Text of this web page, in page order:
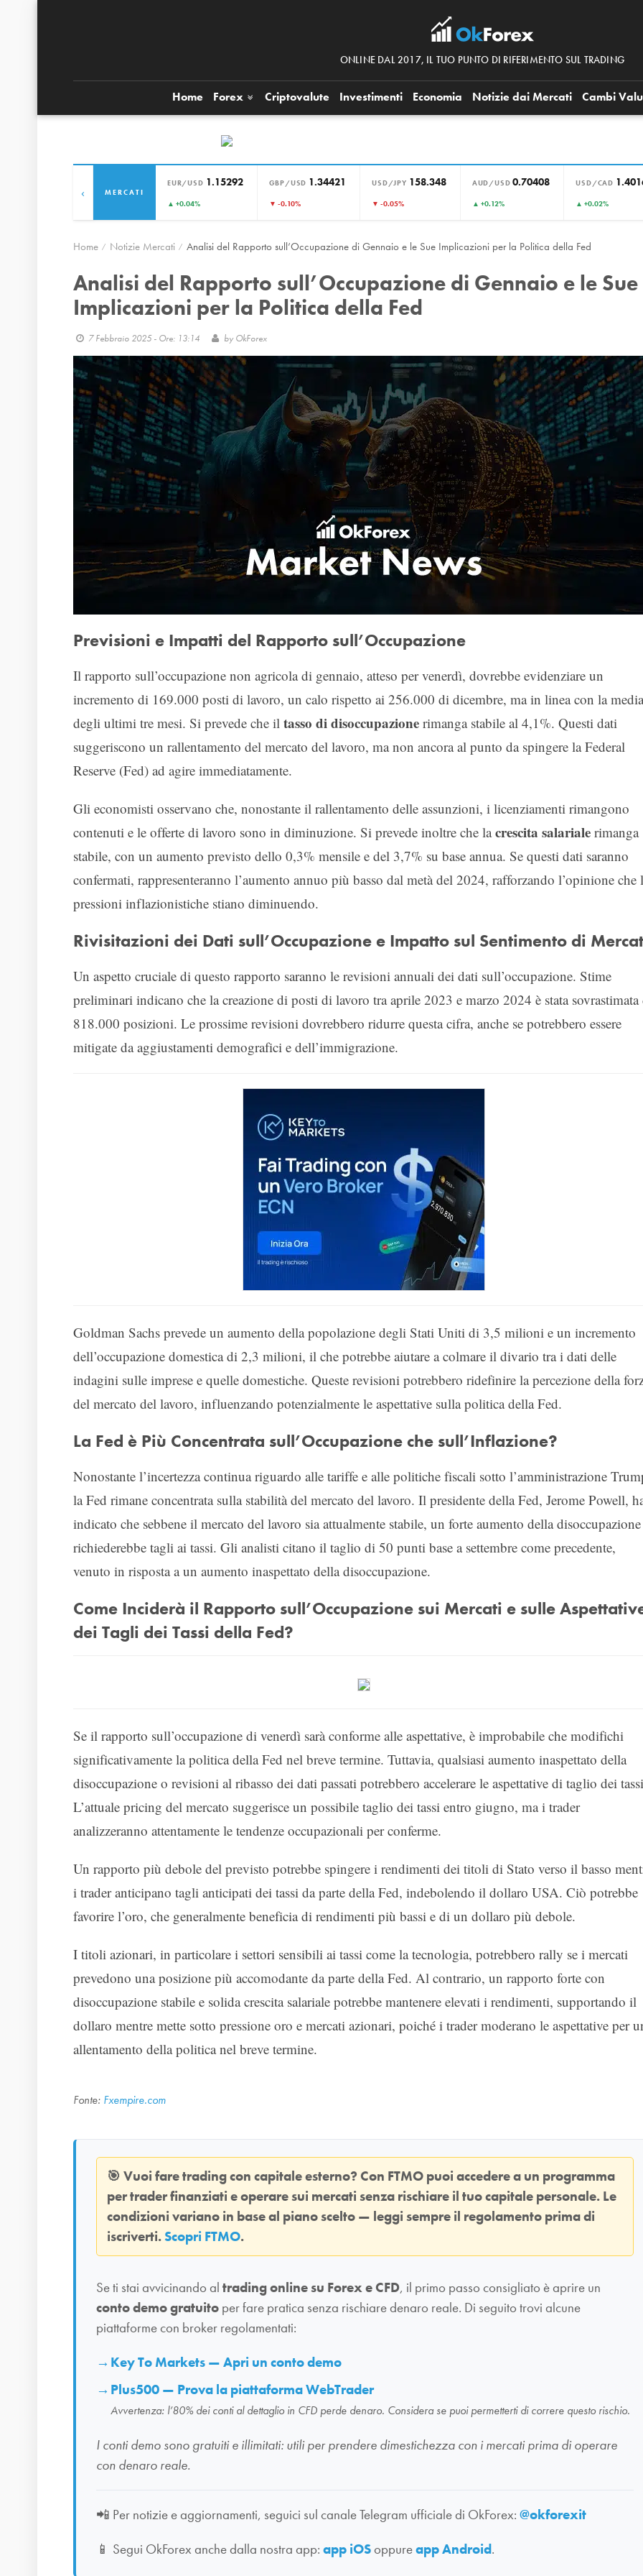
ONLINE DAL 2017, IL TUO PUNTO DI RIFERIMENTO SUL TRADING
Home Forex Criptovalute Investimenti Economia Notizie dai Mercati Cambi
MERCATI
EUR/USD 1.15292
▲ +0.04%
GBP/USD 1.34421
▼ -0.10%
USD/JPY 158.348
▼ -0.05%
AUD/USD 0.70408
▲ +0.12%
USD/CAD
▲ +0.02%
‹
Home Notizie Mercati Analisi del Rapporto sull’Occupazione di Gennaio e le Sue Implicazioni per la Politica della Fed
Analisi del Rapporto sull’Occupazione di Gennaio e le Sue
Implicazioni per la Politica della Fed
7 Febbraio 2025 - Ore: 13:14 by OkForex
Previsioni e Impatti del Rapporto sull’Occupazione
Il rapporto sull’occupazione non agricola di gennaio, atteso per venerdì, dovrebbe evidenziare un
incremento di 169.000 posti di lavoro, un calo rispetto ai 256.000 di dicembre, ma in linea con la media
degli ultimi tre mesi. Si prevede che il tasso di disoccupazione rimanga stabile al 4,1%. Questi dati
suggeriscono un rallentamento del mercato del lavoro, ma non ancora al punto da spingere la Federal
Reserve (Fed) ad agire immediatamente.
Gli economisti osservano che, nonostante il rallentamento delle assunzioni, i licenziamenti rimangono
contenuti e le offerte di lavoro sono in diminuzione. Si prevede inoltre che lacrescita salariale rimanga
stabile, con un aumento previsto dello 0,3% mensile e del 3,7% su base annua. Se questi dati saranno
confermati, rappresenteranno l’aumento annuo più basso dal metà del 2024, rafforzando l’opinione che
pressioni inflazionistiche stiano diminuendo.
Rivisitazioni dei Dati sull’Occupazione e Impatto sul Sentimento di
Un aspetto cruciale di questo rapporto saranno le revisioni annuali dei dati sull’occupazione. Stime
preliminari indicano che la creazione di posti di lavoro tra aprile 2023 e marzo 2024 è stata
818.000 posizioni. Le prossime revisioni dovrebbero ridurre questa cifra, anche se potrebbero essere
mitigate da aggiustamenti demografici e dell’immigrazione.
Goldman Sachs prevede un aumento della popolazione degli Stati Uniti di 3,5 milioni e un incremento
dell’occupazione domestica di 2,3 milioni, il che potrebbe aiutare a colmare il divario tra i dati delle
indagini sulle imprese e quelle domestiche. Queste revisioni potrebbero ridefinire la percezione della
del mercato del lavoro, influenzando potenzialmente le aspettative sulla politica della Fed.
La Fed è Più Concentrata sull’Occupazione che sull’Inflazione?
Nonostante l’incertezza continua riguardo alle tariffe e alle politiche fiscali sotto l’amministrazione
la Fed rimane concentrata sulla stabilità del mercato del lavoro. Il presidente della Fed, Jerome Powell,
indicato che sebbene il mercato del lavoro sia attualmente stabile, un forte aumento della disoccupazione
richiederebbe tagli ai tassi. Gli analisti citano il taglio di 50 punti base a settembre come precedente,
venuto in risposta a un aumento inaspettato della disoccupazione.
Come Inciderà il Rapporto sull’Occupazione sui Mercati e sulle
dei Tagli dei Tassi della Fed?
Se il rapporto sull’occupazione di venerdì sarà conforme alle aspettative, è improbabile che modifichi
significativamente la politica della Fed nel breve termine. Tuttavia, qualsiasi aumento inaspettato della
disoccupazione o revisioni al ribasso dei dati passati potrebbero accelerare le aspettative di taglio dei
L’attuale pricing del mercato suggerisce un possibile taglio dei tassi entro giugno, ma i trader
analizzeranno attentamente le tendenze occupazionali per conferme.
Un rapporto più debole del previsto potrebbe spingere i rendimenti dei titoli di Stato verso il basso
i trader anticipano tagli anticipati dei tassi da parte della Fed, indebolendo il dollaro USA. Ciò potrebbe
favorire l’oro, che generalmente beneficia di rendimenti più bassi e di un dollaro più debole.
I titoli azionari, in particolare i settori sensibili ai tassi come la tecnologia, potrebbero rally se i mercati
prevedono una posizione più accomodante da parte della Fed. Al contrario, un rapporto forte con
disoccupazione stabile e solida crescita salariale potrebbe mantenere elevati i rendimenti, supportando il
dollaro mentre mette sotto pressione oro e mercati azionari, poiché i trader moderano le aspettative per
allentamento della politica nel breve termine.
Fonte: Fxempire.com
🎯 Vuoi fare trading con capitale esterno? Con FTMO puoi accedere a un programma
per trader finanziati e operare sui mercati senza rischiare il tuo capitale personale. Le
condizioni variano in base al piano scelto — leggi sempre il regolamento prima di
iscriverti. Scopri FTMO.
Se ti stai avvicinando al trading online su Forex e CFD, il primo passo consigliato è aprire un
conto demo gratuito per fare pratica senza rischiare denaro reale. Di seguito trovi alcune
piattaforme con broker regolamentati:
Key To Markets — Apri un conto demo
Plus500 — Prova la piattaforma WebTrader
Avvertenza: l’80% dei conti al dettaglio in CFD perde denaro. Considera se puoi permetterti di correre questo rischio.
I conti demo sono gratuiti e illimitati: utili per prendere dimestichezza con i mercati prima di operare
con denaro reale.
📲 Per notizie e aggiornamenti, seguici sul canale Telegram ufficiale di OkForex: @okforexit
📱 Segui OkForex anche dalla nostra app: app iOSoppureapp Android.